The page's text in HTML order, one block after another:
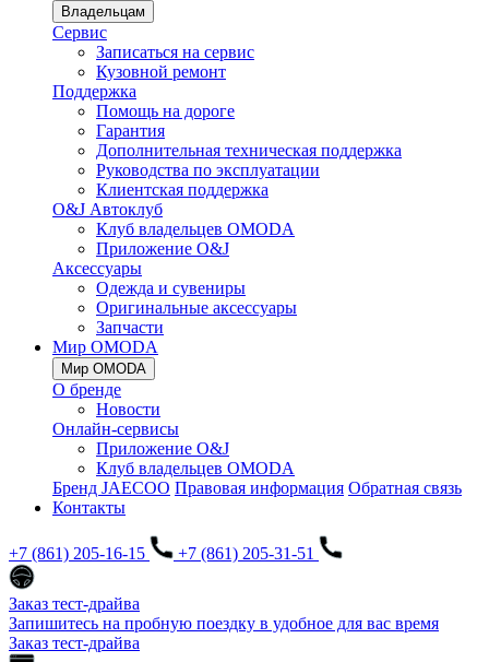
Владельцам
Сервис
Записаться на сервис
Кузовной ремонт
Поддержка
Помощь на дороге
Гарантия
Дополнительная техническая поддержка
Руководства по эксплуатации
Клиентская поддержка
O&J Автоклуб
Клуб владельцев OMODA
Приложение O&J
Аксессуары
Одежда и сувениры
Оригинальные аксессуары
Запчасти
Мир OMODA
Мир OMODA
О бренде
Новости
Онлайн-сервисы
Приложение O&J
Клуб владельцев OMODA
Бренд JAECOO Правовая информация Обратная связь
Контакты
+7 (861) 205-16-15 +7 (861) 205-31-51
Заказ тест-драйва
Запишитесь на пробную поездку в удобное для вас время
Заказ тест-драйва